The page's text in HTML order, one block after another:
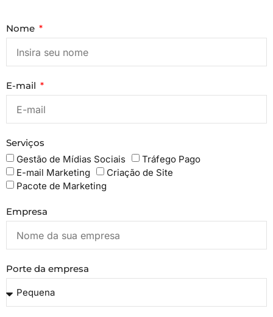
Nome
E-mail
Serviços
Gestão de Mídias Sociais
Tráfego Pago
E-mail Marketing
Criação de Site
Pacote de Marketing
Empresa
Porte da empresa